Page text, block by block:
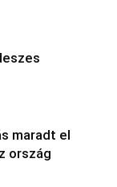
maradt el
ország